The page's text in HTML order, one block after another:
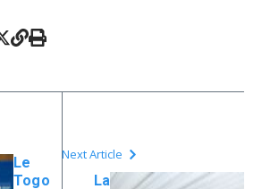
Le
Togo
Next Article
La